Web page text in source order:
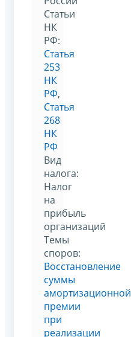
Статьи
НК
РФ:
Статья
253
НК
РФ,
Статья
268
НК
РФ
Вид
налога:
Налог
на
прибыль
организаций
Темы
споров:
Восстановление
суммы
амортизационной
премии
при
реализации